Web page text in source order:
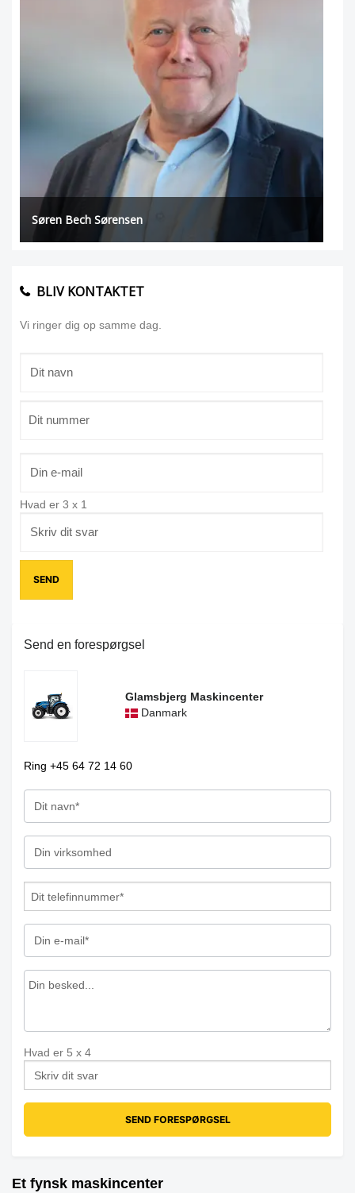
Søren Bech Sørensen
BLIV KONTAKTET
Vi ringer dig op samme dag.
Hvad er 3 x 1
Send en forespørgsel
Glamsbjerg Maskincenter
Danmark
Ring +45 64 72 14 60
Hvad er 5 x 4
Et fynsk maskincenter